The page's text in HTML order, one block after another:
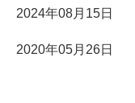
2024年08月15日
2020年05月26日